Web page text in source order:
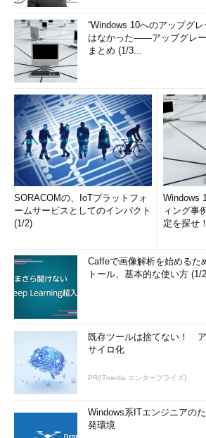
“Windows 10へのアップグ
はなかった――アップグレ
まとめ (1/3...
SORACOMの、IoTプラットフォ
ームサービスとしてのインパクト
(1/2)
Windows
ィング事
定を探せ
Caffeで画像解析を始めるた
トール、基本的な使い方 (1/
既存ツールは捨てない！
サイロ化
PR(ITmedia エンタープライズ)
Windows系ITエンジニアの
発環境